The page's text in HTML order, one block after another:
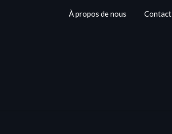
À propos de nous Contact